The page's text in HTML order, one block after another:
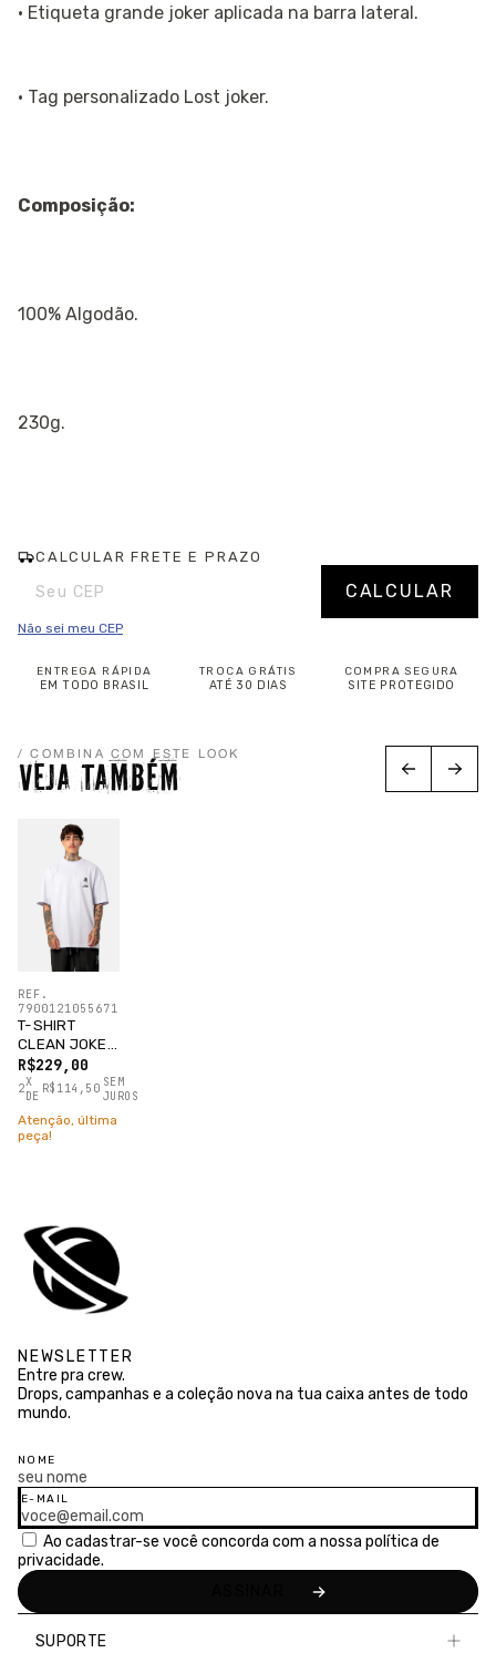
· Etiqueta grande joker aplicada na barra lateral.
· Tag personalizado Lost joker.
Composição:
100% Algodão.
230g.
CALCULAR FRETE E PRAZO
Entregas para o CEP: Alterar CEP
CALCULAR
Não sei meu CEP
ENTREGA RÁPIDA
EM TODO BRASIL
TROCA GRÁTIS
ATÉ 30 DIAS
COMPRA SEGURA
SITE PROTEGIDO
/ COMBINA COM ESTE LOOK
VEJA TAMBÉM
T-SHIRT
CLEAN JOKER
BRANCO
R$229,00
2X
DE R$114,50 SEM
JUROS
REF.
7900121055671
Atenção, última
peça!
NEWSLETTER
Entre pra crew.
Drops, campanhas e a coleção nova na tua caixa antes de todo
mundo.
NOME
E-MAIL
Ao cadastrar-se você concorda com a nossa política de
privacidade.
SUPORTE